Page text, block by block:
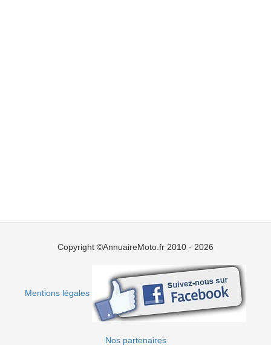
Copyright ©AnnuaireMoto.fr 2010 - 2026
Mentions légales
Nos partenaires